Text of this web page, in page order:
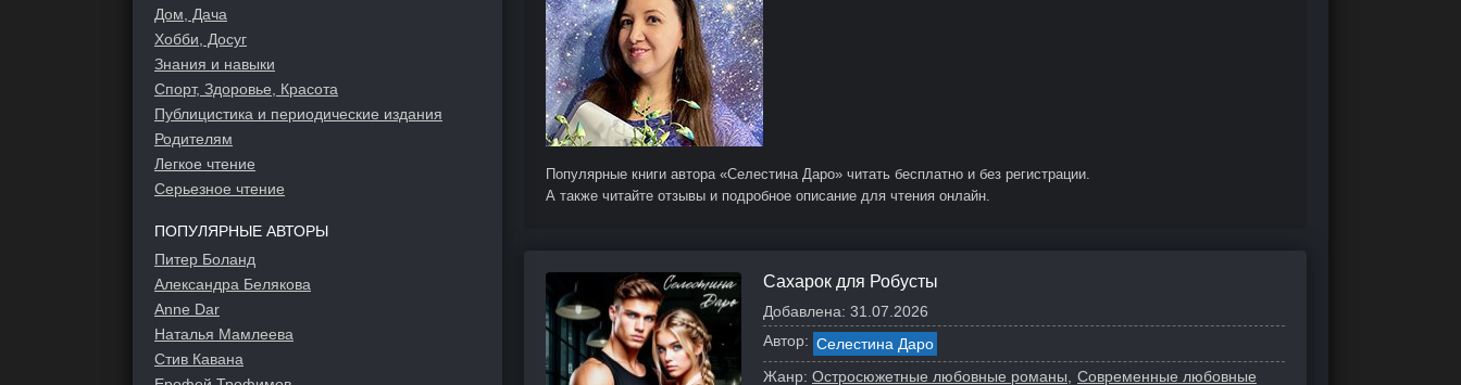
Популярные книги автора «Селестина Даро» читать бесплатно и без регистрации.
А также читайте отзывы и подробное описание для чтения онлайн.
Сахарок для Робусты
Добавлена: 31.07.2026
Автор: Селестина Даро
Жанр: Остросюжетные любовные романы
Современные любовные
Дом, Дача
Хобби, Досуг
Знания и навыки
Спорт, Здоровье, Красота
Публицистика и периодические издания
Родителям
Легкое чтение
Серьезное чтение
ПОПУЛЯРНЫЕ АВТОРЫ
Питер Боланд
Александра Белякова
Anne Dar
Наталья Мамлеева
Стив Кавана